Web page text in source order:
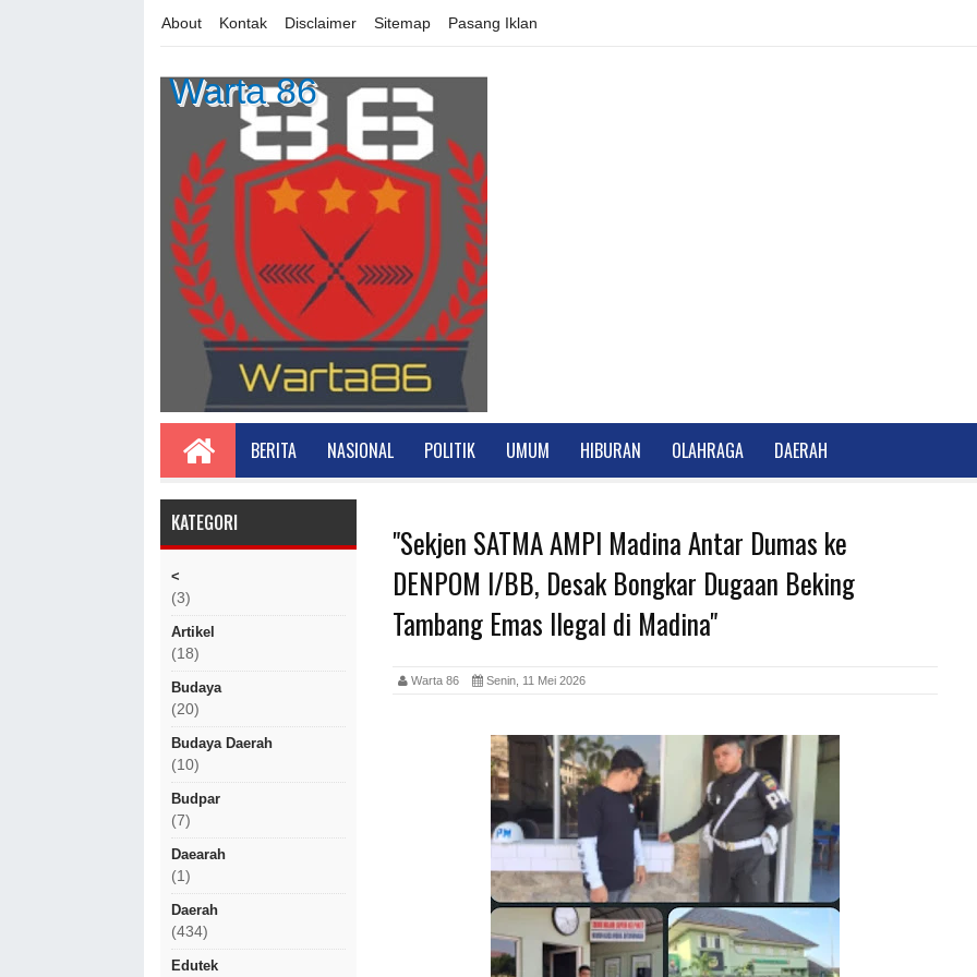
About Kontak Disclaimer Sitemap Pasang Iklan
Warta 86
BERITA NASIONAL POLITIK UMUM HIBURAN OLAHRAGA DAERAH
KATEGORI
<
(3)
Artikel
(18)
Budaya
(20)
Budaya Daerah
(10)
Budpar
(7)
Daearah
(1)
Daerah
(434)
Edutek
"Sekjen SATMA AMPI Madina Antar Dumas ke
DENPOM I/BB, Desak Bongkar Dugaan Beking
Tambang Emas Ilegal di Madina"
Warta 86 Senin, 11 Mei 2026